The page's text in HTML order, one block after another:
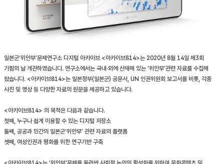
일본군‘위안부’문제연구소 디지털 아카이브 <아카이브814>는 2020년 8월 14일 제3회
기림의 날 개관하였습니다. 연구소에서는 국내·외에 산재해 있는 ‘위안부’관련 자료를 수집해
왔습니다. <아카이브814>는 일본정부(일본군) 공문서, UN 인권위원회 보고서를 비롯, 각종
사진 및 영상 등 다양한 자료의 원문을 제공하고 있습니다.
<아카이브814> 의 목적은 다음과 같습니다.
첫째, 누구나 쉽게 이용할 수 있는 디지털 저장소
둘째, 공공과 민간의 일본군‘위안부’ 관련 자료의 플랫폼
셋째, 여성인권과 평화를 위한 연구기반 구축